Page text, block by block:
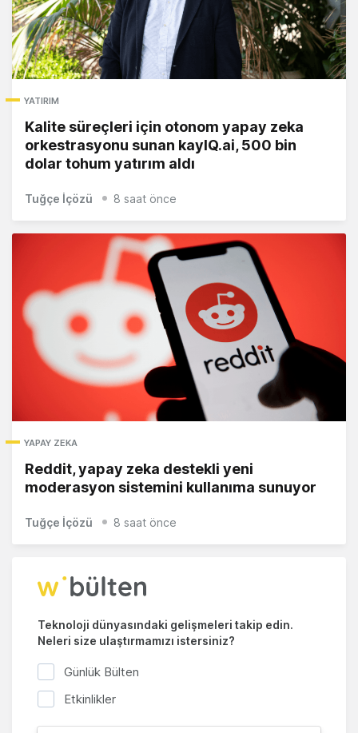
YATIRIM
Kalite süreçleri için otonom yapay zeka
orkestrasyonu sunan kayIQ.ai, 500 bin
dolar tohum yatırım aldı
Tuğçe İçözü 8 saat önce
YAPAY ZEKA
Reddit, yapay zeka destekli yeni
moderasyon sistemini kullanıma sunuyor
Tuğçe İçözü 8 saat önce
Teknoloji dünyasındaki gelişmeleri takip edin.
Neleri size ulaştırmamızı istersiniz?
Günlük Bülten
Etkinlikler